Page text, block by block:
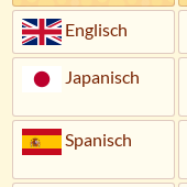
Englisch
Japanisch
Spanisch